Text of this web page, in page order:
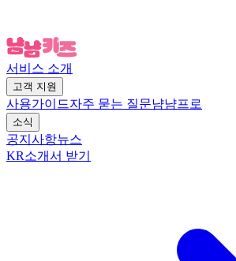
서비스 소개
고객 지원
사용가이드자주 묻는 질문냠냠프로
소식
공지사항뉴스
KR소개서 받기